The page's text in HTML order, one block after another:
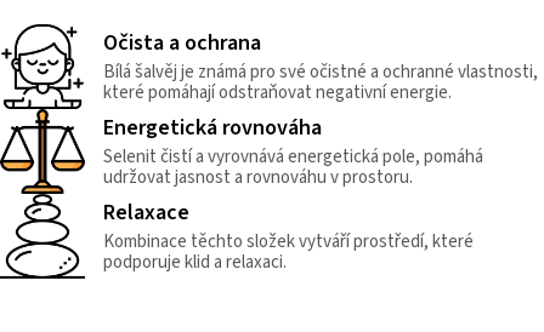
Očista a ochrana
Bílá šalvěj je známá pro své očistné a ochranné vlastnosti,
které pomáhají odstraňovat negativní energie.
Energetická rovnováha
Selenit čistí a vyrovnává energetická pole, pomáhá
udržovat jasnost a rovnováhu v prostoru.
Relaxace
Kombinace těchto složek vytváří prostředí, které
podporuje klid a relaxaci.